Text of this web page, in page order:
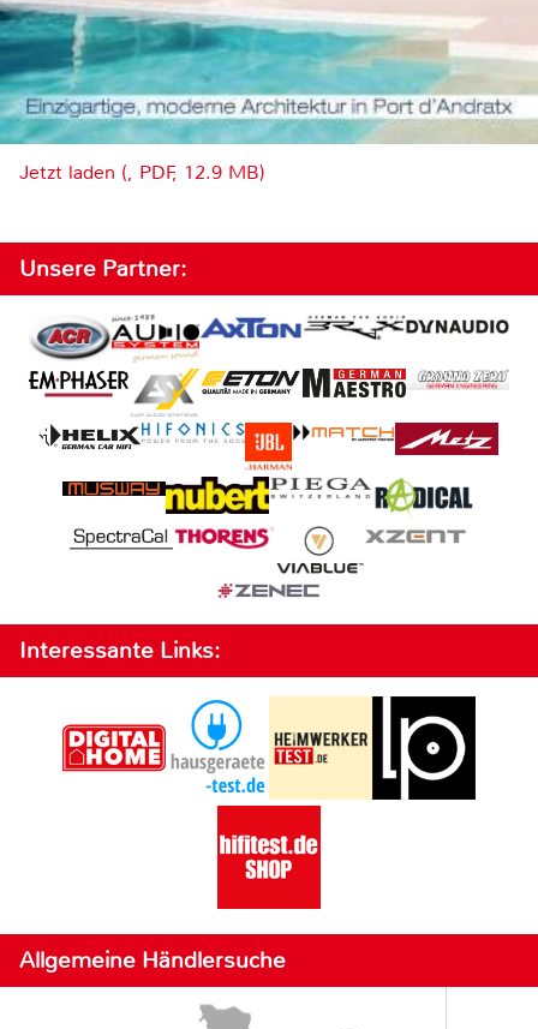
Jetzt laden (, PDF, 12.9 MB)
Unsere Partner:
Interessante Links:
Allgemeine Händlersuche